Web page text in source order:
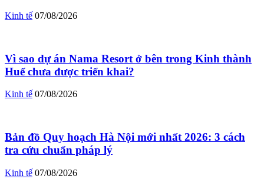
Kinh tế 07/08/2026
Vì sao dự án Nama Resort ở bên trong Kinh thành
Huế chưa được triển khai?
Kinh tế 07/08/2026
Bản đồ Quy hoạch Hà Nội mới nhất 2026: 3 cách
tra cứu chuẩn pháp lý
Kinh tế 07/08/2026